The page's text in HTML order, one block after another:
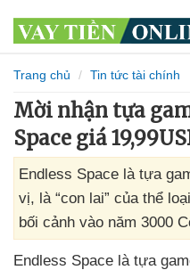
Trang chủ Tin tức tài chính
Mời nhận tựa
Space giá
Endless Space là tựa
vị, là “con lai” của thể
bối cảnh vào năm 3000
Endless Space là tựa